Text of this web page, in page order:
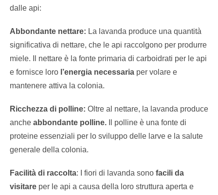
dalle api:
Abbondante nettare: La lavanda produce una quantità
significativa di nettare, che le api raccolgono per produrre
miele. Il nettare è la fonte primaria di carboidrati per le api
e fornisce loro l’energia necessaria per volare e
mantenere attiva la colonia.
Ricchezza di polline: Oltre al nettare, la lavanda produce
anche abbondante polline. Il polline è una fonte di
proteine essenziali per lo sviluppo delle larve e la salute
generale della colonia.
Facilità di raccolta: I fiori di lavanda sono facili da
visitare per le api a causa della loro struttura aperta e